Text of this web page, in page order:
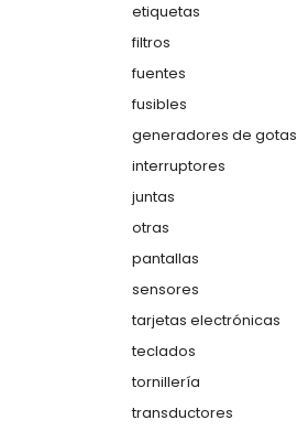
etiquetas
filtros
fuentes
fusibles
generadores de gotas
interruptores
juntas
otras
pantallas
sensores
tarjetas electrónicas
teclados
tornillería
transductores